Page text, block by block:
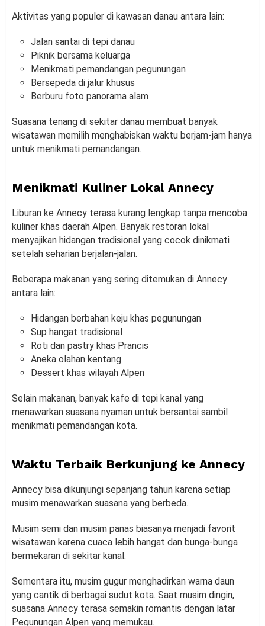
Aktivitas yang populer di kawasan danau antara lain:
Jalan santai di tepi danau
Piknik bersama keluarga
Menikmati pemandangan pegunungan
Bersepeda di jalur khusus
Berburu foto panorama alam
Suasana tenang di sekitar danau membuat banyak
wisatawan memilih menghabiskan waktu berjam-jam hanya
untuk menikmati pemandangan.
Menikmati Kuliner Lokal Annecy
Liburan ke Annecy terasa kurang lengkap tanpa mencoba
kuliner khas daerah Alpen. Banyak restoran lokal
menyajikan hidangan tradisional yang cocok dinikmati
setelah seharian berjalan-jalan.
Beberapa makanan yang sering ditemukan di Annecy
antara lain:
Hidangan berbahan keju khas pegunungan
Sup hangat tradisional
Roti dan pastry khas Prancis
Aneka olahan kentang
Dessert khas wilayah Alpen
Selain makanan, banyak kafe di tepi kanal yang
menawarkan suasana nyaman untuk bersantai sambil
menikmati pemandangan kota.
Waktu Terbaik Berkunjung ke Annecy
Annecy bisa dikunjungi sepanjang tahun karena setiap
musim menawarkan suasana yang berbeda.
Musim semi dan musim panas biasanya menjadi favorit
wisatawan karena cuaca lebih hangat dan bunga-bunga
bermekaran di sekitar kanal.
Sementara itu, musim gugur menghadirkan warna daun
yang cantik di berbagai sudut kota. Saat musim dingin,
suasana Annecy terasa semakin romantis dengan latar
Pegunungan Alpen yang memukau.